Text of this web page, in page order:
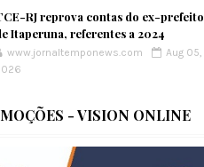
RJ reprova contas do ex-prefeito
Itaperuna, referentes a 2024
www.jornaltemponews.com
Aug 05,
- VISION ONLINE